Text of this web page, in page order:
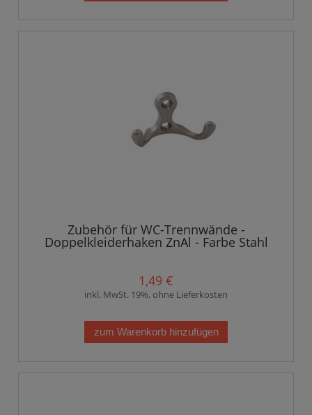
Zubehör für WC-Trennwände -
Doppelkleiderhaken ZnAl - Farbe Stahl
1,49 €
inkl. MwSt. 19%, ohne Lieferkosten
zum Warenkorb hinzufügen